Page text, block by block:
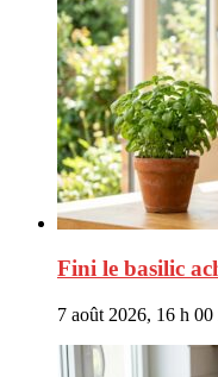
Fini le basilic
7 août 2026, 16 h 00